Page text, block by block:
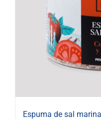
Espuma de sal